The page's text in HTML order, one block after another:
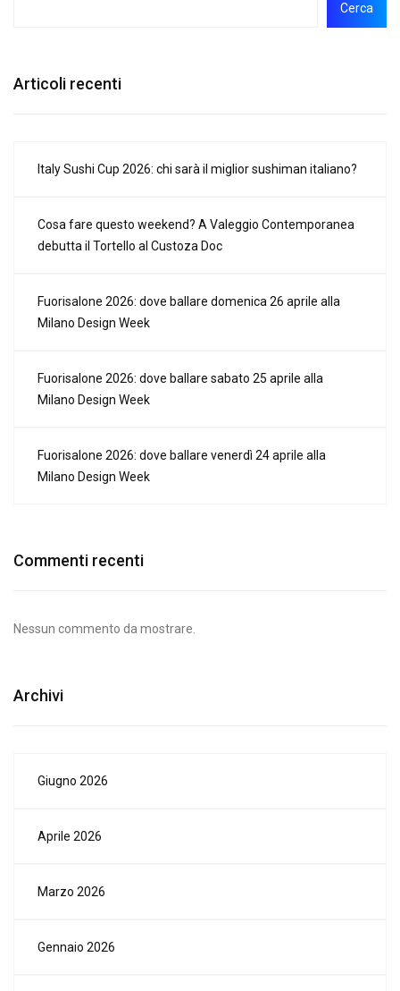
Cerca
Articoli recenti
Italy Sushi Cup 2026: chi sarà il miglior sushiman italiano?
Cosa fare questo weekend? A Valeggio Contemporanea
debutta il Tortello al Custoza Doc
Fuorisalone 2026: dove ballare domenica 26 aprile alla
Milano Design Week
Fuorisalone 2026: dove ballare sabato 25 aprile alla
Milano Design Week
Fuorisalone 2026: dove ballare venerdì 24 aprile alla
Milano Design Week
Commenti recenti
Nessun commento da mostrare.
Archivi
Giugno 2026
Aprile 2026
Marzo 2026
Gennaio 2026